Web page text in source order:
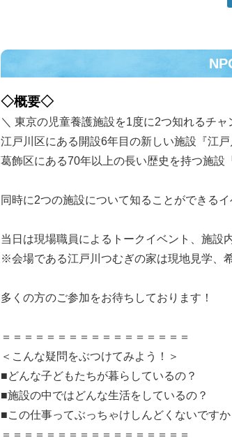
◇概要◇
＼ 東京の児童養護施設を1度に2つ知れるチャ
江戸川区にある開設6年目の新しい施設『江
葛飾区にある70年以上の長い歴史を持つ施設
同時に2つの施設について知ることができるイ
当日は現場職員によるトークイベント、施設
※会場である江戸川つむぎの家は現地見学、
多くの方のご参加をお待ちしております！
＝＝＝＝＝＝＝＝＝＝＝＝＝＝＝＝＝
＜こんな疑問をぶつけてみよう！＞
■どんな子どもたちが暮らしているの？
■施設の中ではどんな生活をしているの？
■この仕事ってぶっちゃけしんどくないですか
＝＝＝＝＝＝＝＝＝＝＝＝＝＝＝＝＝